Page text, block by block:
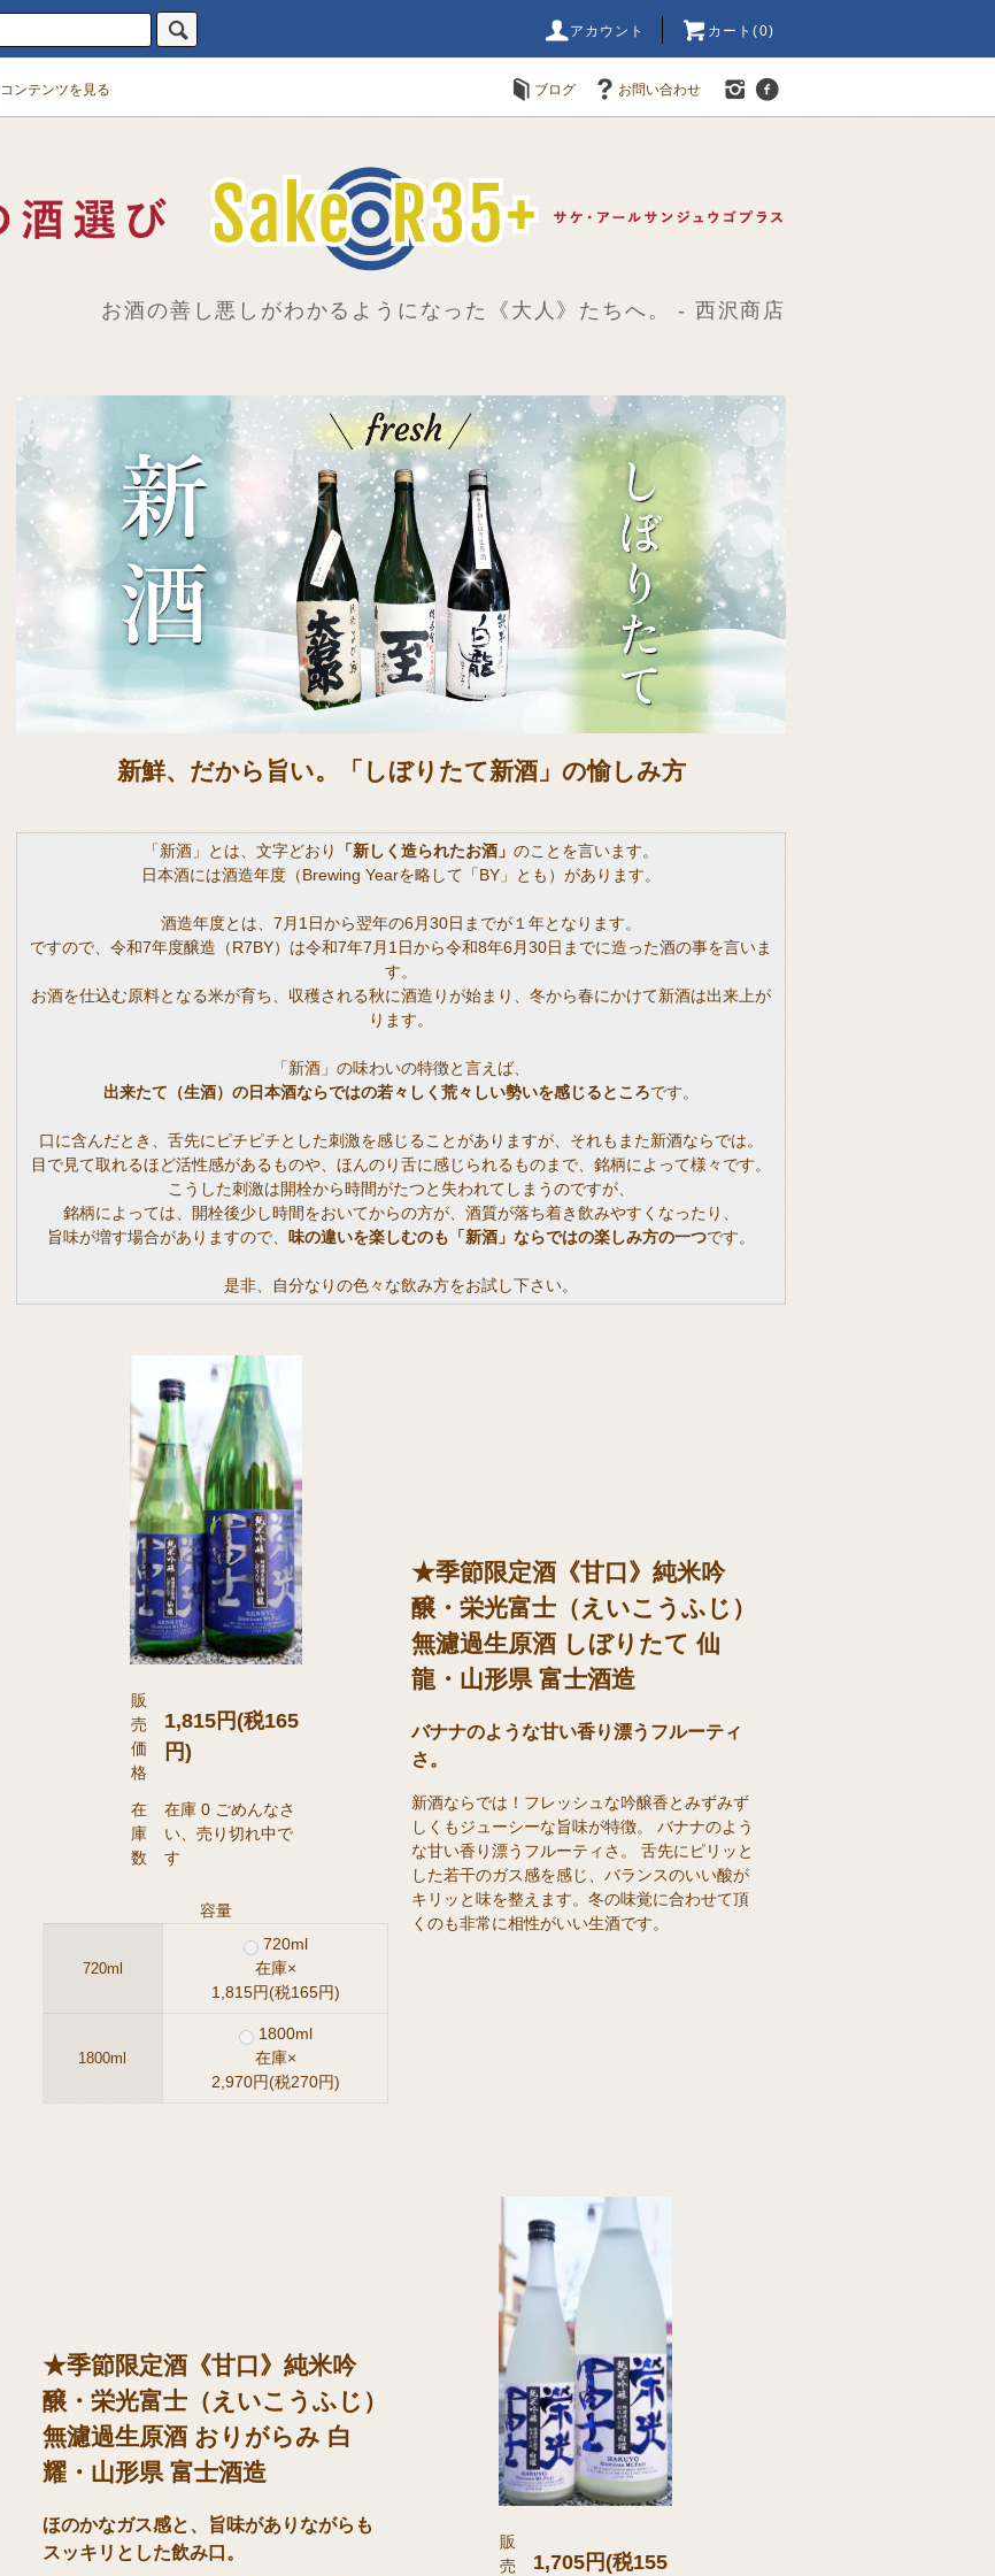
アカウント カート(0)
コンテンツを見る ブログ お問い合わせ
お酒の善し悪しがわかるようになった《大人》たちへ。 - 西沢商店
新鮮、だから旨い。「しぼりたて新酒」の愉しみ方
「新酒」とは、文字どおり 「新しく造られたお酒」 のことを言います。
日本酒には酒造年度（Brewing Yearを略して「BY」とも）があります。
酒造年度とは、7月1日から翌年の6月30日までが１年となります。
ですので、令和7年度醸造（R7BY）は令和7年7月1日から令和8年6月30日までに造った酒の事を言いま
す。
お酒を仕込む原料となる米が育ち、収穫される秋に酒造りが始まり、冬から春にかけて新酒は出来上が
ります。
「新酒」の味わいの特徴と言えば、
出来たて（生酒）の日本酒ならではの若々しく荒々しい勢いを感じるところです。
口に含んだとき、舌先にピチピチとした刺激を感じることがありますが、それもまた新酒ならでは。
目で見て取れるほど活性感があるものや、ほんのり舌に感じられるものまで、銘柄によって様々です。
こうした刺激は開栓から時間がたつと失われてしまうのですが、
銘柄によっては、開栓後少し時間をおいてからの方が、酒質が落ち着き飲みやすくなったり、
旨味が増す場合がありますので、 味の違いを楽しむのも「新酒」ならではの楽しみ方の一つです。
是非、自分なりの色々な飲み方をお試し下さい。
販
売
価
格
1,815円(税165
円)
在
庫
数
在庫 0 ごめんなさ
い、売り切れ中で
す
容量
720ml
720ml
在庫×
1,815円(税165円)
1800ml
1800ml
在庫×
2,970円(税270円)
★季節限定酒《甘口》純米吟
醸・栄光富士（えいこうふじ）
無濾過生原酒 しぼりたて 仙
龍・山形県 富士酒造
バナナのような甘い香り漂うフルーティ
さ。
新酒ならでは！フレッシュな吟醸香とみずみず
しくもジューシーな旨味が特徴。 バナナのよう
な甘い香り漂うフルーティさ。 舌先にピリッと
した若干のガス感を感じ、バランスのいい酸が
キリッと味を整えます。冬の味覚に合わせて頂
くのも非常に相性がいい生酒です。
★季節限定酒《甘口》純米吟
醸・栄光富士（えいこうふじ）
無濾過生原酒 おりがらみ 白
耀・山形県 富士酒造
ほのかなガス感と、旨味がありながらも
スッキリとした飲み口。
販
売
1,705円(税155